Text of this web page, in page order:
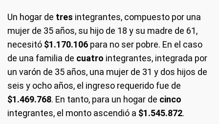
Un hogar de tres integrantes, compuesto por una
mujer de 35 años, su hijo de 18 y su madre de 61,
necesitó $1.170.106 para no ser pobre. En el caso
de una familia de cuatro integrantes, integrada por
un varón de 35 años, una mujer de 31 y dos hijos de
seis y ocho años, el ingreso requerido fue de
$1.469.768. En tanto, para un hogar de cinco
integrantes, el monto ascendió a $1.545.872.